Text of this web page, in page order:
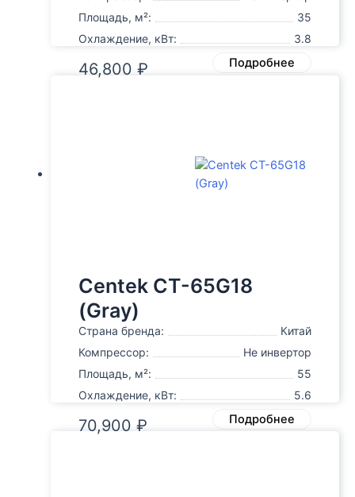
Площадь, м²:
35
Охлаждение, кВт:
3.8
46,800 ₽ Подробнее
Centek CT-65G18
(Gray)
Страна бренда:
Китай
Компрессор:
Не инвертор
Площадь, м²:
55
Охлаждение, кВт:
5.6
70,900 ₽ Подробнее